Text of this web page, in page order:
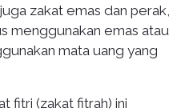
zakat emas dan perak,
menggunakan emas atau
mata uang yang
fitri (zakat fitrah) ini